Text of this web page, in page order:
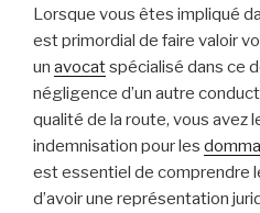
Lorsque vous êtes impliqué
est primordial de faire valoir
un avocatspécialisé dans ce
négligence d’un autre
qualité de la route, vous avez
indemnisation pour les
est essentiel de comprendre
d’avoir une représentation